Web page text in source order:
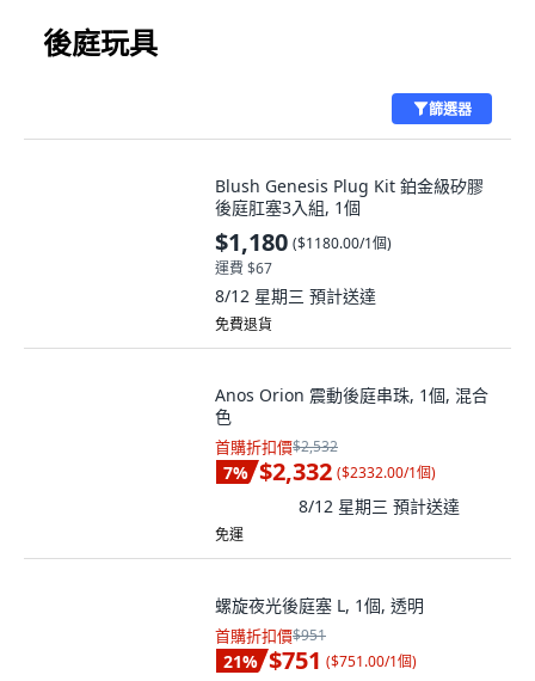
後庭玩具
篩選器
Blush Genesis Plug Kit 鉑金級矽膠
後庭肛塞3入組, 1個
$1,180 ($1180.00/1個)
運費 $67
8/12 星期三 預計送達
免費退貨
Anos Orion 震動後庭串珠, 1個, 混合
色
首購折扣價$2,532
7% $2,332 ($2332.00/1個)
8/12 星期三 預計送達
免運
螺旋夜光後庭塞 L, 1個, 透明
首購折扣價$951
21% $751 ($751.00/1個)